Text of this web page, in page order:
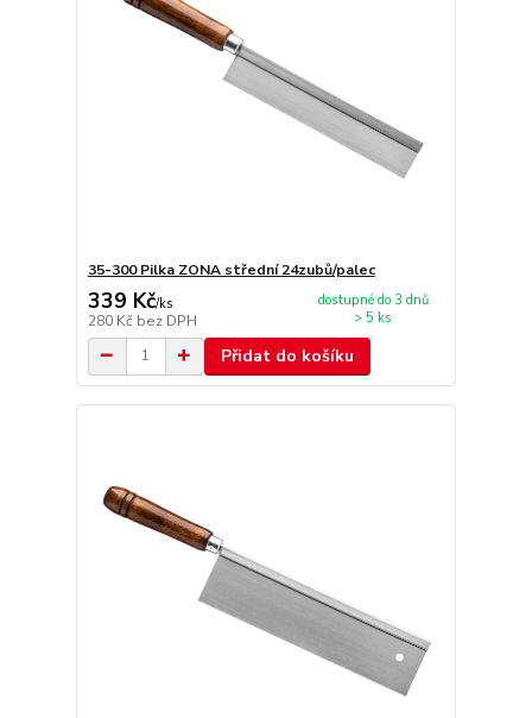
35-300 Pilka ZONA střední 24zubů/palec
339 Kč/ks
280 Kč bez DPH
dostupné do 3 dnů
> 5 ks
Přidat do košíku